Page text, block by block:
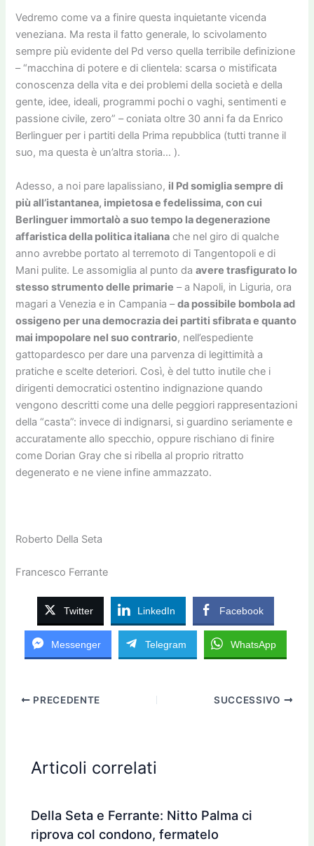
Vedremo come va a finire questa inquietante vicenda
veneziana. Ma resta il fatto generale, lo scivolamento
sempre più evidente del Pd verso quella terribile definizione
– “macchina di potere e di clientela: scarsa o mistificata
conoscenza della vita e dei problemi della società e della
gente, idee, ideali, programmi pochi o vaghi, sentimenti e
passione civile, zero” – coniata oltre 30 anni fa da Enrico
Berlinguer per i partiti della Prima repubblica (tutti tranne il
suo, ma questa è un’altra storia… ).
Adesso, a noi pare lapalissiano, il Pd somiglia sempre di
più all’istantanea, impietosa e fedelissima, con cui
Berlinguer immortalò a suo tempo la degenerazione
affaristica della politica italiana che nel giro di qualche
anno avrebbe portato al terremoto di Tangentopoli e di
Mani pulite. Le assomiglia al punto daavere trasfigurato lo
stesso strumento delle primarie – a Napoli, in Liguria, ora
magari a Venezia e in Campania –da possibile bombola ad
ossigeno per una democrazia dei partiti sfibrata e quanto
mai impopolare nel suo contrario, nell’espediente
gattopardesco per dare una parvenza di legittimità a
pratiche e scelte deteriori. Così, è del tutto inutile che i
dirigenti democratici ostentino indignazione quando
vengono descritti come una delle peggiori rappresentazioni
della “casta”: invece di indignarsi, si guardino seriamente e
accuratamente allo specchio, oppure rischiano di finire
come Dorian Gray che si ribella al proprio ritratto
degenerato e ne viene infine ammazzato.
Roberto Della Seta
Francesco Ferrante
Twitter LinkedIn Facebook
Messenger Telegram WhatsApp
PRECEDENTE SUCCESSIVO
Articoli correlati
Della Seta e Ferrante: Nitto Palma ci
riprova col condono, fermatelo